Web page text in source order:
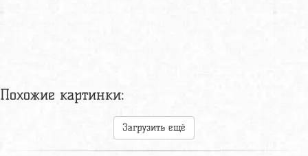
Похожие картинки:
Загрузить ещё